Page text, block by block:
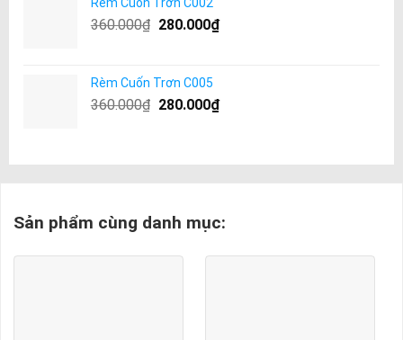
360.000₫ 280.000₫
Rèm Cuốn Trơn C005
360.000₫ 280.000₫
Sản phẩm cùng danh mục: